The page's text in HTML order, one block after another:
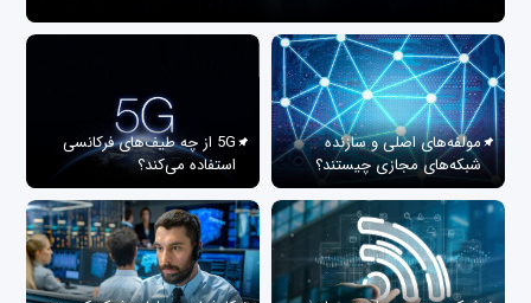
مولفه‌های اصلی و سازنده
شبکه‌های مجازی چیستند؟
5G از چه طیف‌های فرکانسی
استفاده می‌کند؟